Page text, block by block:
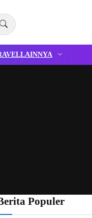
LAINNYA
Populer